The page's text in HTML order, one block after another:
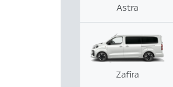
Astra
Zafira